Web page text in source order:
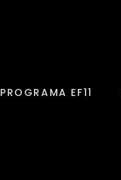
PROGRAMA EF11